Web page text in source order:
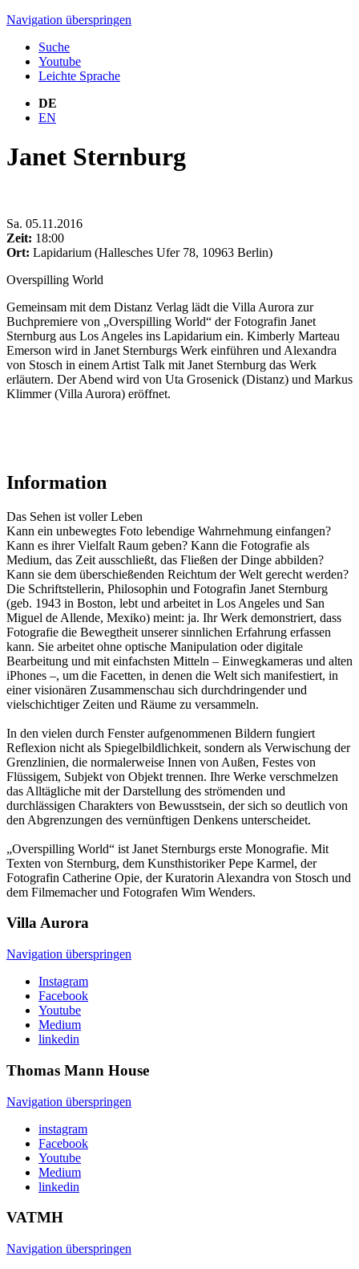
Navigation überspringen
Suche
Youtube
Leichte Sprache
DE
EN
Janet Sternburg
Sa. 05.11.2016
Zeit: 18:00
Ort: Lapidarium (Hallesches Ufer 78, 10963 Berlin)
Overspilling World
Gemeinsam mit dem Distanz Verlag lädt die Villa Aurora zur
Buchpremiere von „Overspilling World“ der Fotografin Janet
Sternburg aus Los Angeles ins Lapidarium ein. Kimberly Marteau
Emerson wird in Janet Sternburgs Werk einführen und Alexandra
von Stosch in einem Artist Talk mit Janet Sternburg das Werk
erläutern. Der Abend wird von Uta Grosenick (Distanz) und Markus
Klimmer (Villa Aurora) eröffnet.
Information
Das Sehen ist voller Leben
Kann ein unbewegtes Foto lebendige Wahrnehmung einfangen?
Kann es ihrer Vielfalt Raum geben? Kann die Fotografie als
Medium, das Zeit ausschließt, das Fließen der Dinge abbilden?
Kann sie dem überschießenden Reichtum der Welt gerecht werden?
Die Schriftstellerin, Philosophin und Fotografin Janet Sternburg
(geb. 1943 in Boston, lebt und arbeitet in Los Angeles und San
Miguel de Allende, Mexiko) meint: ja. Ihr Werk demonstriert, dass
Fotografie die Bewegtheit unserer sinnlichen Erfahrung erfassen
kann. Sie arbeitet ohne optische Manipulation oder digitale
Bearbeitung und mit einfachsten Mitteln – Einwegkameras und alten
iPhones –, um die Facetten, in denen die Welt sich manifestiert, in
einer visionären Zusammenschau sich durchdringender und
vielschichtiger Zeiten und Räume zu versammeln.
In den vielen durch Fenster aufgenommenen Bildern fungiert
Reflexion nicht als Spiegelbildlichkeit, sondern als Verwischung der
Grenzlinien, die normalerweise Innen von Außen, Festes von
Flüssigem, Subjekt von Objekt trennen. Ihre Werke verschmelzen
das Alltägliche mit der Darstellung des strömenden und
durchlässigen Charakters von Bewusstsein, der sich so deutlich von
den Abgrenzungen des vernünftigen Denkens unterscheidet.
„Overspilling World“ ist Janet Sternburgs erste Monografie. Mit
Texten von Sternburg, dem Kunsthistoriker Pepe Karmel, der
Fotografin Catherine Opie, der Kuratorin Alexandra von Stosch und
dem Filmemacher und Fotografen Wim Wenders.
VillaAurora
Navigation überspringen
Instagram
Facebook
Youtube
Medium
linkedin
Thomas Mann House
Navigation überspringen
instagram
Facebook
Youtube
Medium
linkedin
VATMH
Navigation überspringen